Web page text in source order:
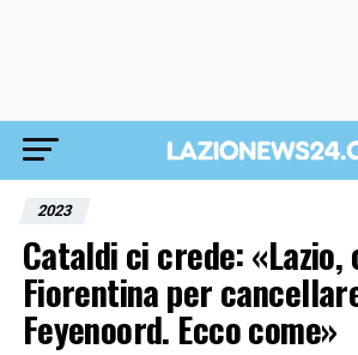
2023
Cataldi ci crede: «Lazio,
Fiorentina per
Feyenoord. Ecco come»